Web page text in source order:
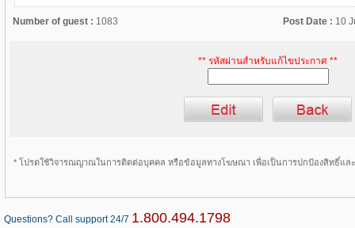
Number of guest : 1083 Post Date : 10
** รหัสผ่านสำหรับแก้ไขประกาศ **
* โปรดใช้วิจารณญาณในการติดต่อบุคคล หรือข้อมูลทางโฆษณา เพื่อเป็นการปกป้องสิทธิ์แล
Questions? Call support 24/7 1.800.494.1798